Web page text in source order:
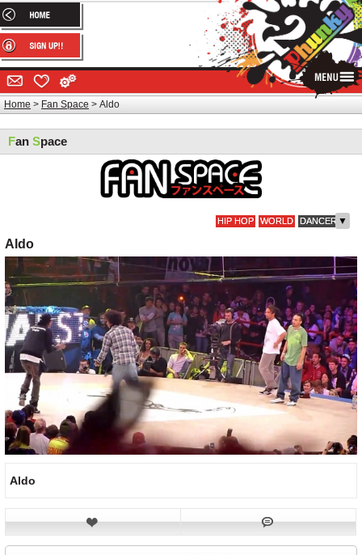
Home Fan Space Aldo
Fan Space
HIP HOP WORLD DANCER ▼
Aldo
Aldo